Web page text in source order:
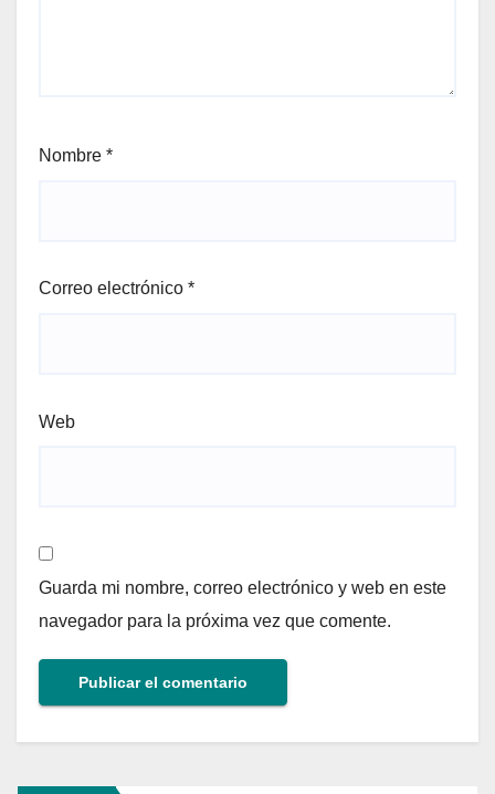
Nombre *
Correo electrónico *
Web
Guarda mi nombre, correo electrónico y web en este
navegador para la próxima vez que comente.